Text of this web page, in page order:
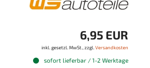
6,95 EUR
inkl. gesetzl. MwSt., zzgl. Versandkosten
sofort lieferbar / 1-2 Werktage